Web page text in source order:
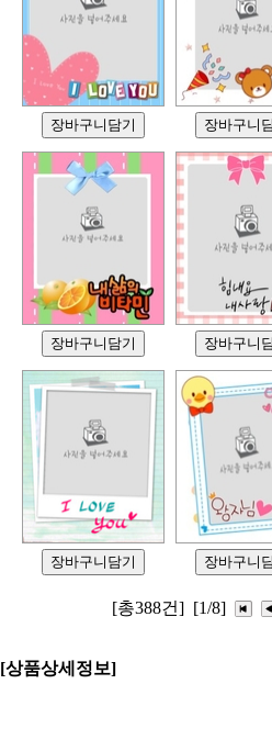
[총388건] [1/8]
[상품상세정보]